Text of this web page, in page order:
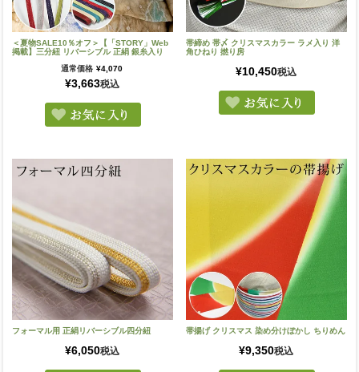
＜夏物SALE10％オフ＞【「STORY」Web
掲載】三分紐 リバーシブル 正絹 銀糸入り
通常価格 ¥4,070
¥3,663税込
帯締め 帯〆 クリスマスカラー ラメ入り 洋
角ひねり 撚り房
¥10,450税込
フォーマル用 正絹リバーシブル四分紐
¥6,050税込
帯揚げ クリスマス 染め分けぼかし ちりめん
¥9,350税込